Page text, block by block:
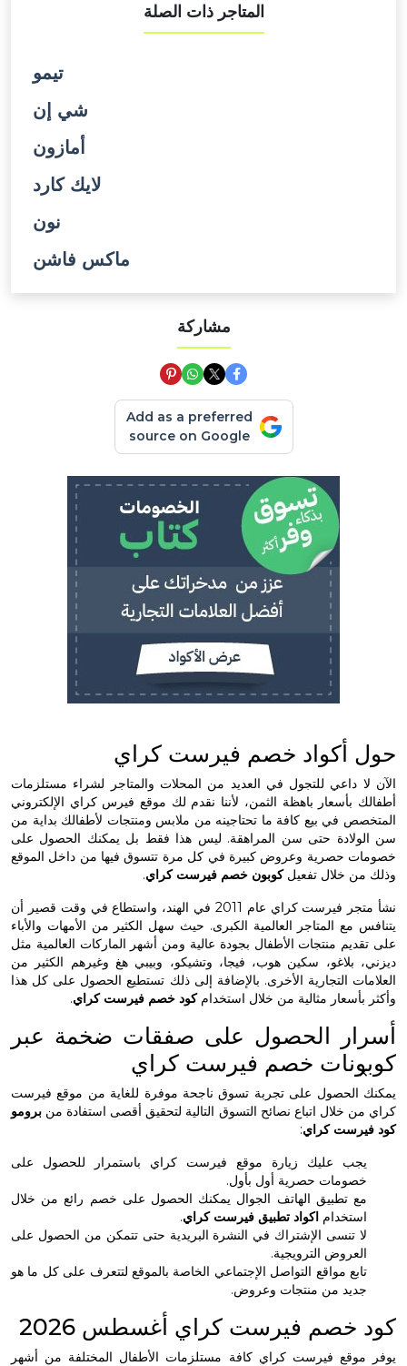
المتاجر ذات الصلة
شي إن
لايك كارد
ماكس فاشن
مشاركة
Add as a preferred
source on Google
أكواد خصم فيرست كراي
داعي للتجول في العديد من المحلات والمتاجر لشراء مستلزمات
بأسعار باهظة الثمن، لأننا نقدم لك موقع فيرس كراي الإلكتروني
في بيع كافة ما تحتاجينه من ملابس ومنتجات لأطفالك بداية من
حتى سن المراهقة. ليس هذا فقط بل يمكنك الحصول على
حصرية وعروض كبيرة في كل مرة تتسوق فيها من داخل الموقع
خلال تفعيلكوبون خصم فيرست كراي.
نشأ متجر فيرست كراي عام 2011 في الهند، واستطاع في وقت قصير أن
مع المتاجر العالمية الكبرى. حيث سهل الكثير من الأمهات والأباء
منتجات الأطفال بجودة عالية ومن أشهر الماركات العالمية مثل
بلاغو، سكين هوب، فيجا، وتشيكو، وبيبي هغ وغيرهم الكثير من
التجارية الأخرى. بالإضافة إلى ذلك تستطيع الحصول على كل هذا
مثالية من خلال استخدام كود خصم فيرست كراي.
الحصول على صفقات ضخمة عبر
خصم فيرست كراي
على تجربة تسوق ناجحة موفرة للغاية من موقع فيرست
خلال اتباع نصائح التسوق التالية لتحقيق أقصى استفادة منبرومو
كراي:
عليك زيارة موقع فيرست كراي باستمرار للحصول على
حصرية أول بأول.
تطبيق الهاتف الجوال يمكنك الحصول على خصم رائع من خلال
اكواد تطبيق فيرست كراي.
تنسى الإشتراك في النشرة البريدية حتى تتمكن من الحصول على
الترويجية.
مواقع التواصل الإجتماعي الخاصة بالموقع لتتعرف على كل ما هو
من منتجات وعروض.
خصم فيرست كراي أغسطس 2026
فيرست كراي كافة مستلزمات الأطفال المختلفة من أشهر